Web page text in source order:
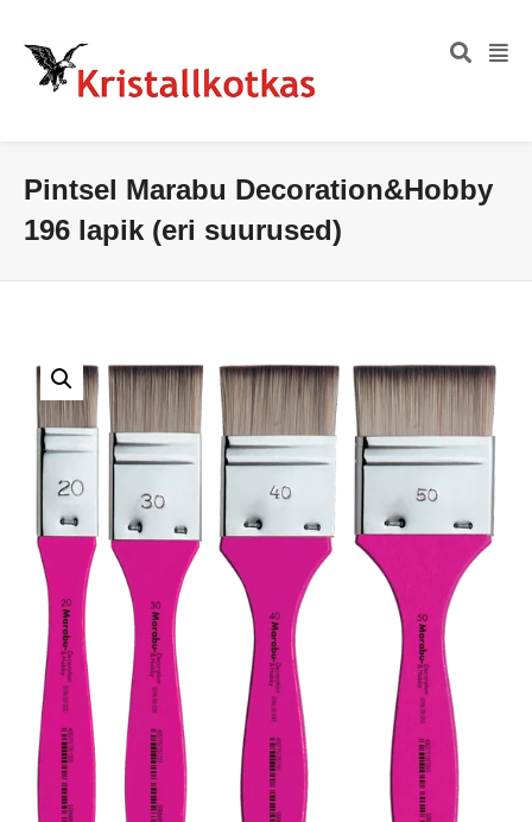
Pintsel Marabu Decoration&Hobby
196 lapik (eri suurused)